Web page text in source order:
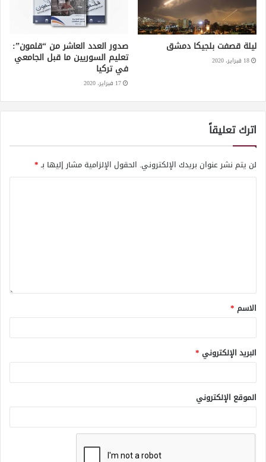
ليلة قصفت بلجيكا دمشق
18 فبراير، 2020
صدور العدد العاشر من “قلمون”:
تعليم السوريين ما قبل الجامعي
في تركيا
17 فبراير، 2020
اترك تعليقاً
لن يتم نشر عنوان بريدك الإلكتروني. الحقول الإلزامية مشار إليها بـ*
الاسم *
البريد الإلكتروني *
الموقع الإلكتروني